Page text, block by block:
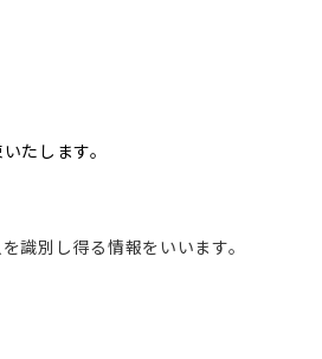
たします。
識別し得る情報をいいます。